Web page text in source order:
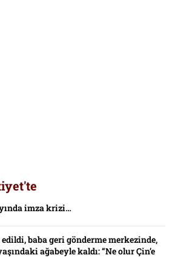
imza krizi…
baba geri gönderme merkezinde,
ağabeyle kaldı: “Ne olur Çin’e